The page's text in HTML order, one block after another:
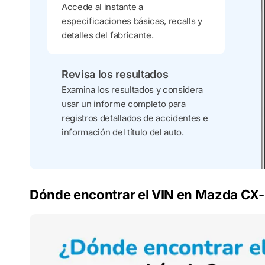
Accede al instante a
especificaciones básicas, recalls y
detalles del fabricante.
Revisa los resultados
Examina los resultados y considera
usar un informe completo para
registros detallados de accidentes e
información del título del auto.
Dónde encontrar el VIN en Mazda